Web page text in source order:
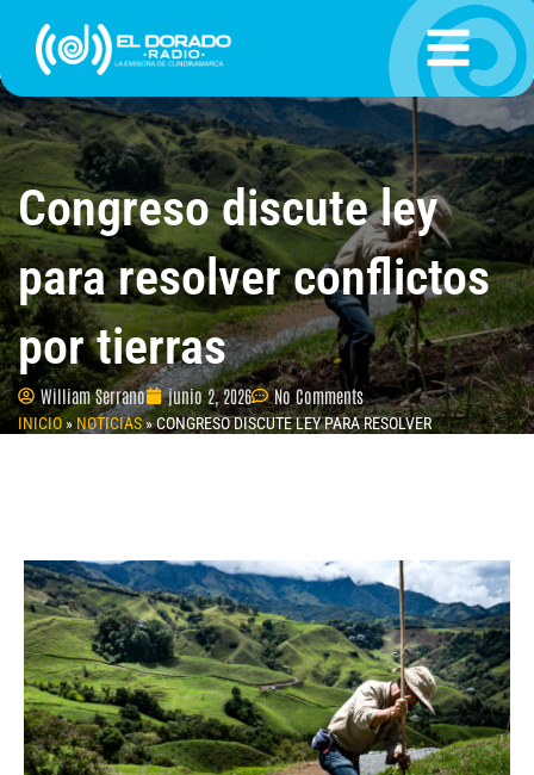
contenido
Congreso discute ley
para resolver conflictos
por tierras
William Serrano junio 2, 2026 No Comments
INICIO»NOTICIAS»CONGRESO DISCUTE LEY PARA RESOLVER